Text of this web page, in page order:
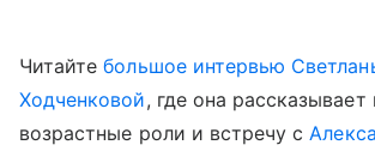
Читайтебольшое интервью
Ходченковой, где она рассказывает
возрастные роли и встречу с